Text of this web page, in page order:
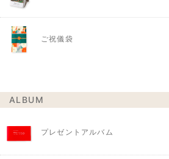
ご祝儀袋
ALBUM
プレゼントアルバム